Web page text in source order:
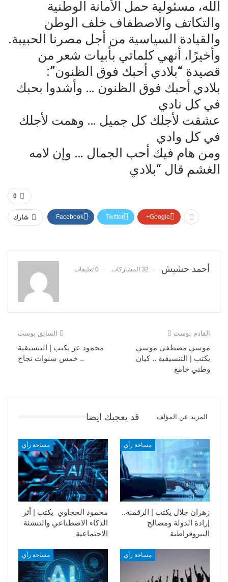
الله، مسئولية حمل الأمانة الوطنية
والتكاتف والاصطفاف خلف الوطن
والقيادة السياسية من أجل مصرنا الحبيبة.
وأخيرًا، أنهي كلماتي بأبيات شعر من
قصيدة “بلادي أحبك فوق الظنون”:
بلادي أحبك فوق الظنون … وأشدوا بحبك
في كل نادي
عشقت لأجلك كل جميل … وهمت لأجلك
في كل وادي
ومن هام فيك أحب الجمال … وإن لامه
الغشم قال “بلادي
0
شارك Facebook Twitter Google+
أحمد حشيش 32 المشاركات 0 تعليقات
السابق بوست
محمود عز يكتب | التنسيقية
.. خمس سنوات نجاح
القادم بوست
موسى مصطفى موسى
يكتب | التنسيقية .. كيان
وطني جامع
قد يعجبك ايضا المزيد عن المؤلف
مساحة رأي
محمود الحجاوي يكتب | أثر
الذكاء الاصطناعي والتنشئة
الاجتماعية
مساحة رأي
زهران جلال يكتب | الرقمنة..
إرادة الدولة ومصالح
البيروقراطية
مساحة رأي مساحة رأي